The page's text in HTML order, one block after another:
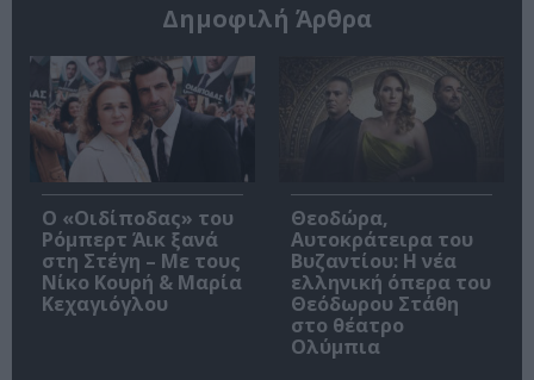
Δημοφιλή Άρθρα
O «Οιδίποδας» του
Ρόμπερτ Άικ ξανά
στη Στέγη – Με τους
Νίκο Κουρή & Μαρία
Κεχαγιόγλου
Θεοδώρα,
Αυτοκράτειρα του
Βυζαντίου: Η νέα
ελληνική όπερα του
Θεόδωρου Στάθη
στο θέατρο
Ολύμπια